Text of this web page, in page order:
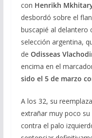
con Henrikh
desbordó sobre el
buscapié al delantero
selección argentina,
de Odisseas
encima en el
sido el 5 de marzo
A los 32, su
extrañar muy poco
contra el palo